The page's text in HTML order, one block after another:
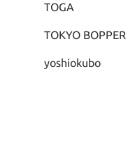
TOGA
TOKYO BOPPER
yoshiokubo